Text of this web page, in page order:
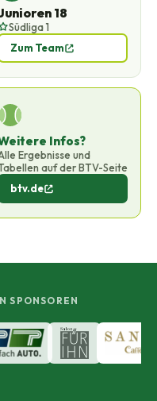
18
Südliga 1
Zum Team
Infos?
Ergebnisse und
auf der BTV-Seite
btv.de
SPONSOREN